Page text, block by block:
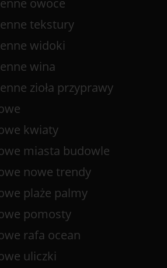
tekstury
widoki
wina
zioła przyprawy
kwiaty
miasta budowle
nowe trendy
plaże palmy
pomosty
rafa ocean
uliczki